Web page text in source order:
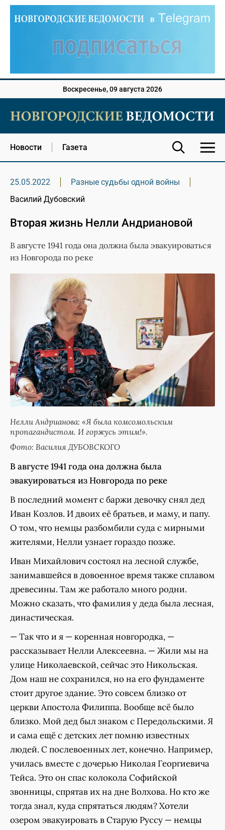
Воскресенье, 09 августа 2026
Новости Газета
25.05.2022
Разные судьбы одной войны
Василий Дубовский
Вторая жизнь Нелли Андриановой
В августе 1941 года она должна была эвакуироваться
из Новгорода по реке
Нелли Андрианова: «Я была комсомольским
пропагандистом. И горжусь этим!».
Фото: Василия ДУБОВСКОГО
В августе 1941 года она должна была
эвакуироваться из Новгорода по реке
В последний момент с баржи девочку снял дед
Иван Козлов. И двоих её братьев, и маму, и папу.
О том, что немцы разбомбили суда с мирными
жителями, Нелли узнает гораздо позже.
Иван Михайлович состоял на лесной службе,
занимавшейся в довоенное время также сплавом
древесины. Там же работало много родни.
Можно сказать, что фамилия у деда была лесная,
династическая.
— Так что и я — коренная новгородка, —
рассказывает Нелли Алексеевна. — Жили мы на
улице Николаевской, сейчас это Никольская.
Дом наш не сохранился, но на его фундаменте
стоит другое здание. Это совсем близко от
церкви Апостола Филиппа. Вообще всё было
близко. Мой дед был знаком с Передольскими. Я
и сама ещё с детских лет помню известных
людей. С послевоенных лет, конечно. Например,
училась вместе с дочерью Николая Георгиевича
Тейса. Это он спас колокола Софийской
звонницы, спрятав их на дне Волхова. Но кто же
тогда знал, куда спрятаться людям? Хотели
озером эвакуировать в Старую Руссу — немцы